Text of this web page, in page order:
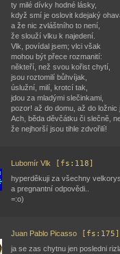
ty milé dívky hodné lásky,
když smí je oslovit kdejaký
a že nic zvláštního to není,
že slouží vlku k najedení.
Vlk, povídal jsem; vlci však
mohou být přece rozmanití:
někteří, než svou kořist chytí,
jsou roztomilí bůhvíjak,
úslužní, milí, krotcí tak,
jdou za mladými slečinkami,
pozor! až do domu, až do ložnic
Ach, běda děvčátku či slečně,
že nejhorší jsou tihle zdvořilí!
Lubomír Vlk [fs:118]
hyperděkuji za všechny
a pregnantní odpovědi..
=:o)
Juan Pablo Picasso [fs:175]
ja se zas chytnu jen posledni